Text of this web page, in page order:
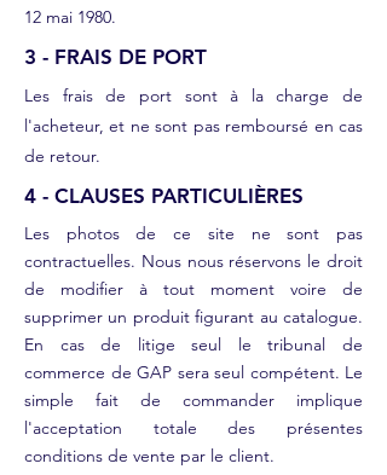
12 mai 1980.
3 - FRAIS DE PORT
Les frais de port sont à la charge de
l'acheteur, et ne sont pas remboursé en cas
de retour.
4 - CLAUSES PARTICULIÈRES
​Les photos de ce site ne sont pas
contractuelles. Nous nous réservons le droit
de modifier à tout moment voire de
supprimer un produit figurant au catalogue.
En cas de litige seul le tribunal de
commerce de GAP sera seul compétent. Le
simple fait de commander implique
l'acceptation totale des présentes
conditions de vente par le client.